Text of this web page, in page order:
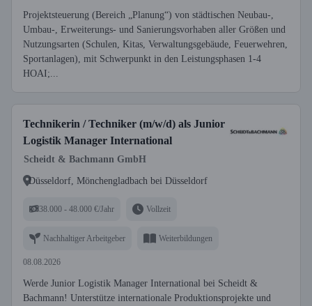
Projektsteuerung (Bereich „Planung“) von städtischen Neubau-,
Umbau-, Erweiterungs- und Sanierungsvorhaben aller Größen und
Nutzungsarten (Schulen, Kitas, Verwaltungsgebäude, Feuerwehren,
Sportanlagen), mit Schwerpunkt in den Leistungsphasen 1-4
HOAI;...
Technikerin / Techniker (m/w/d) als Junior
Logistik Manager International
Scheidt & Bachmann GmbH
Düsseldorf, Mönchengladbach bei Düsseldorf
38.000 - 48.000 €/Jahr Vollzeit
Nachhaltiger Arbeitgeber Weiterbildungen
08.08.2026
Werde Junior Logistik Manager International bei Scheidt &
Bachmann! Unterstütze internationale Produktionsprojekte und